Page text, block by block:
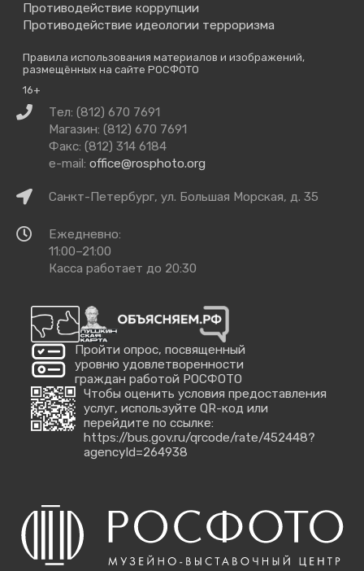
Противодействие коррупции
Противодействие идеологии терроризма
Правила использования материалов и изображений,
размещённых на сайте РОСФОТО
16+
Связаться
нами
Тел: (812) 670 7691
Магазин: (812) 670 7691
Факс: (812) 314 6184
e-mail: office@rosphoto.org
КакСанкт-Петербург, ул. Большая Морская, д. 35
Время
работы
Ежедневно:
11:00–21:00
Касса работает до 20:30
Пройти опрос, посвященный
уровню удовлетворенности
граждан работой РОСФОТО
Чтобы оценить условия предоставления
услуг, используйте QR-код или
перейдите по ссылке:
https://bus.gov.ru/qrcode/rate/452448?
agencyId=264938